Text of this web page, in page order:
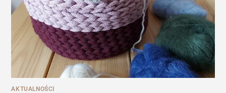
AKTUALNOŚCI